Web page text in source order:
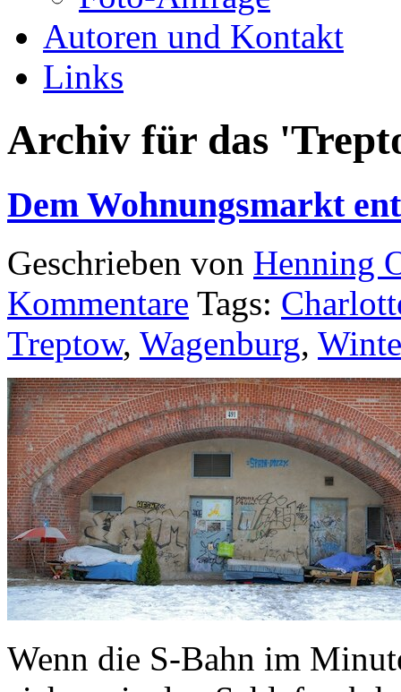
Autoren und Kontakt
Links
Archiv für das
Dem Wohnungsmarkt
Geschrieben von Henning
Kommentare Tags:
Treptow, Wagenburg,
Wenn die S-Bahn im